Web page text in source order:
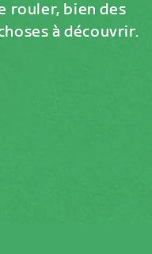
rouler, bien des
à découvrir.